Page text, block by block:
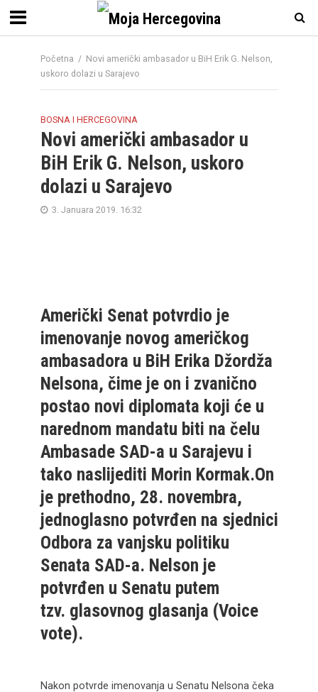
Početna / Novi američki ambasador u BiH Erik G. Nelson,
uskoro dolazi u Sarajevo
BOSNA I HERCEGOVINA
Novi američki ambasador u
BiH Erik G. Nelson, uskoro
dolazi u Sarajevo
3. Januara 2019. 16:32
Američki Senat potvrdio je
imenovanje novog američkog
ambasadora u BiH Erika Džordža
Nelsona, čime je on i zvanično
postao novi diplomata koji će u
narednom mandatu biti na čelu
Ambasade SAD-a u Sarajevu i
tako naslijediti Morin Kormak.On
je prethodno, 28. novembra,
jednoglasno potvrđen na sjednici
Odbora za vanjsku politiku
Senata SAD-a. Nelson je
potvrđen u Senatu putem
tzv. glasovnog glasanja (Voice
vote).
Nakon potvrde imenovanja u Senatu Nelsona čeka